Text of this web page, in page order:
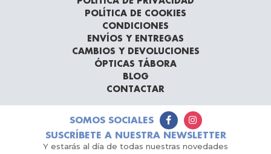
POLÍTICA DE COOKIES
CONDICIONES
ENVÍOS Y ENTREGAS
CAMBIOS Y DEVOLUCIONES
ÓPTICAS TÁBORA
BLOG
CONTACTAR
SOMOS SOCIALES
SUSCRÍBETE A NUESTRA NEWSLETTER
Y estarás al día de todas nuestras novedades